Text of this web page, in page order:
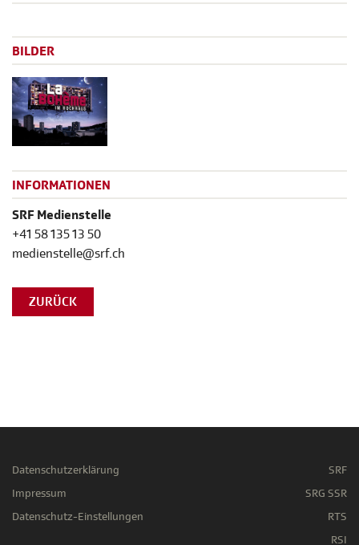
BILDER
INFORMATIONEN
SRF Medienstelle
+41 58 135 13 50
medienstelle@srf.ch
ZURÜCK
Datenschutzerklärung
Impressum
Datenschutz-Einstellungen
SRF
SRG SSR
RTS
RSI